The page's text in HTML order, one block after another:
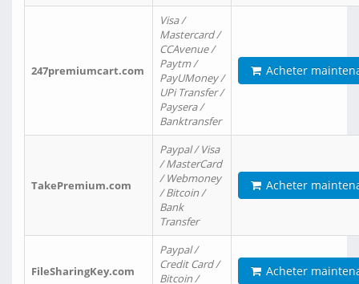
247premiumcart.com
Visa /
Mastercard /
CCAvenue /
Paytm /
PayUMoney /
UPi Transfer /
Paysera /
Banktransfer
Acheter
TakePremium.com
Paypal / Visa
/ MasterCard
/ Webmoney
/ Bitcoin /
Bank
Transfer
Acheter
FileSharingKey.com
Paypal /
Credit Card /
Bitcoin /
Acheter